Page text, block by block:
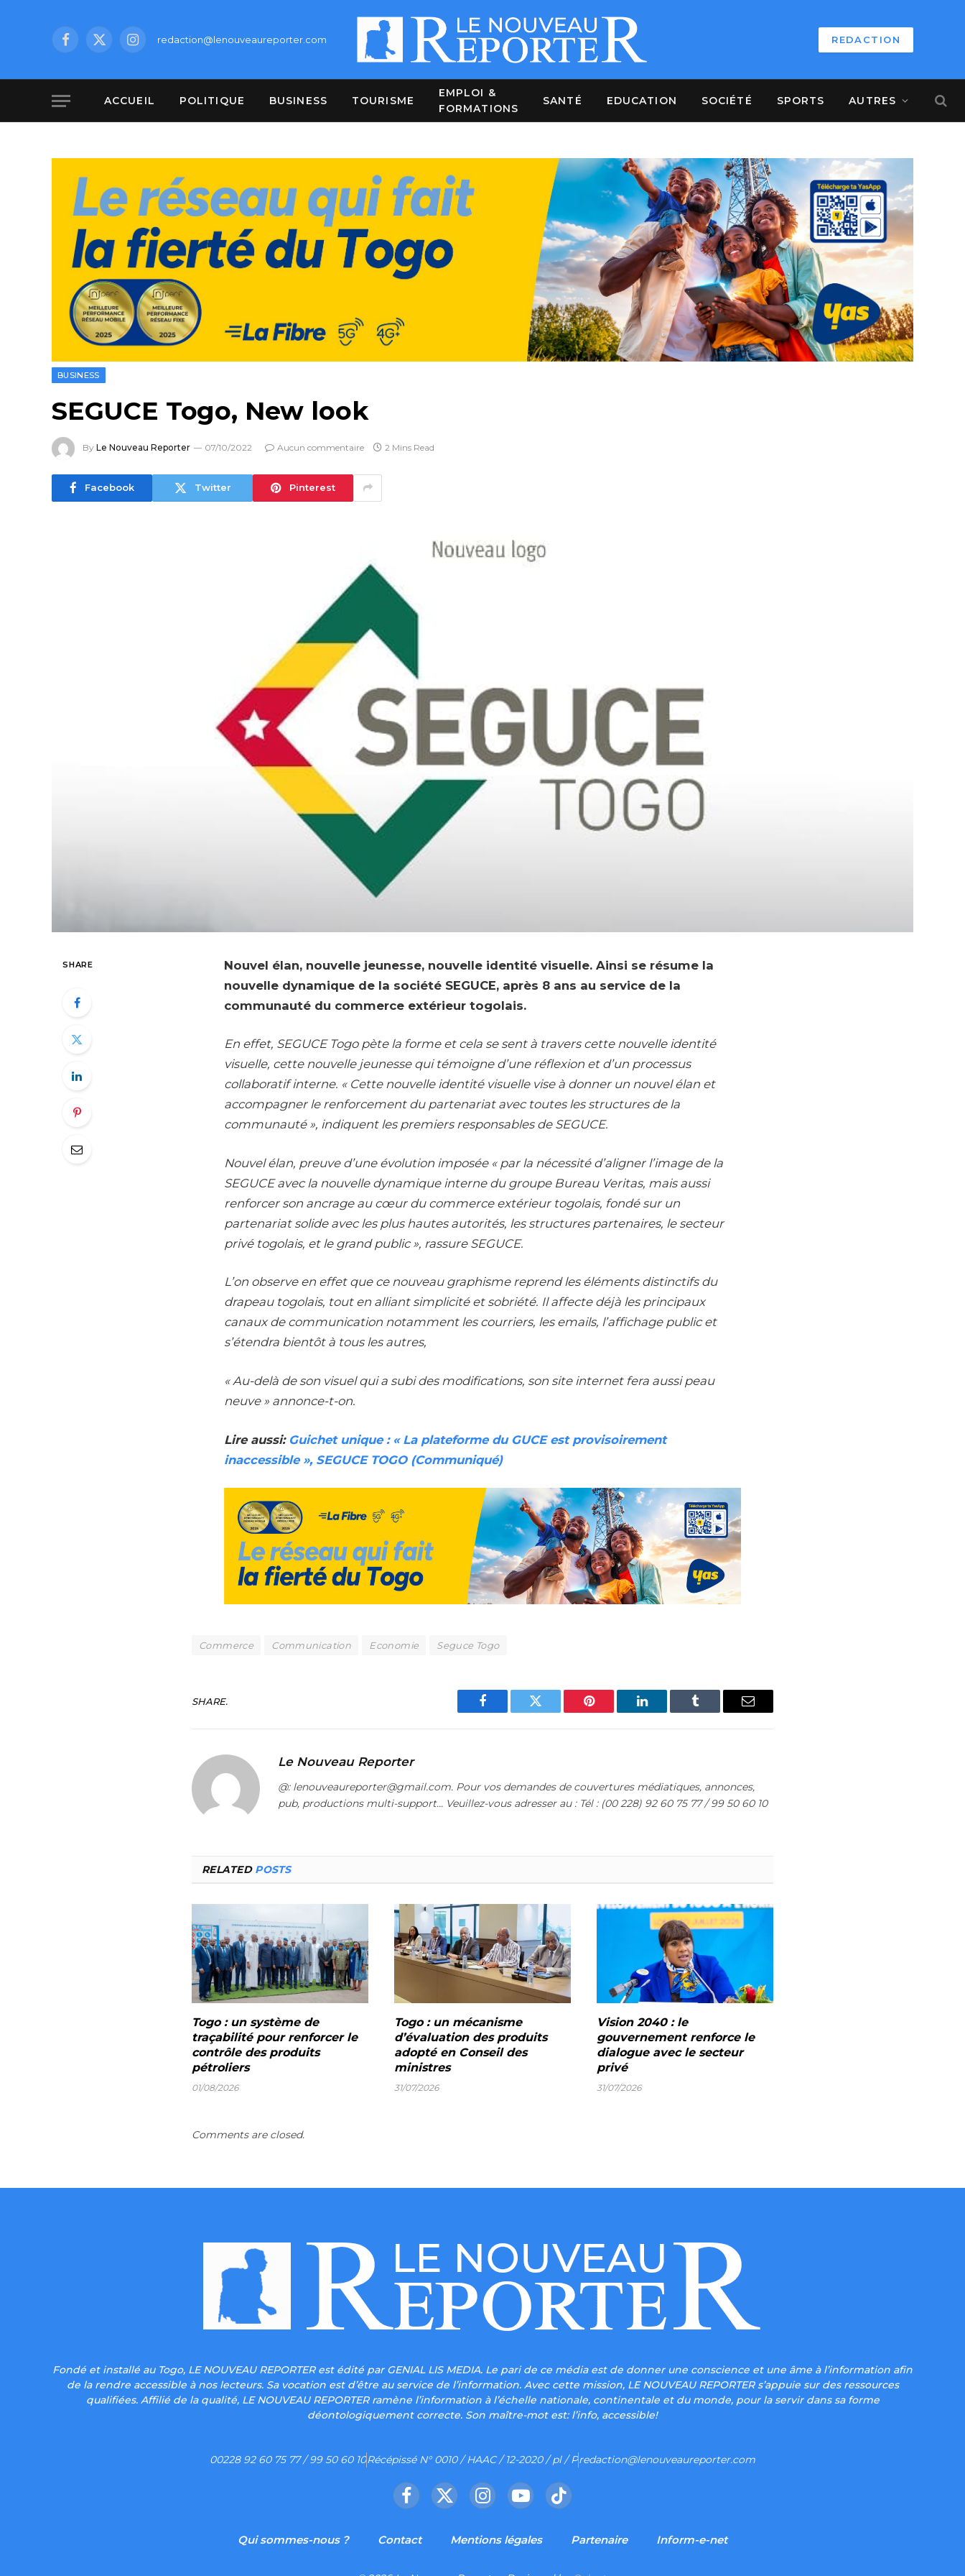
Facebook
X
Instagramredaction@lenouveaureporter.com REDACTION
ACCUEIL POLITIQUE BUSINESS TOURISME
EMPLOI &
FORMATIONS
SANTÉ EDUCATION SOCIÉTÉ SPORTS AUTRES
BUSINESS
SEGUCE Togo, New look
By Le Nouveau Reporter 07/10/2022 Aucun commentaire 2 Mins Read
Facebook Twitter Pinterest
SHARE
Nouvel élan, nouvelle jeunesse, nouvelle identité visuelle. Ainsi se résume la
nouvelle dynamique de la société SEGUCE, après 8 ans au service de la
communauté du commerce extérieur togolais.
En effet, SEGUCE Togo pète la forme et cela se sent à travers cette nouvelle identité
visuelle, cette nouvelle jeunesse qui témoigne d’une réflexion et d’un processus
collaboratif interne. « Cette nouvelle identité visuelle vise à donner un nouvel élan et
accompagner le renforcement du partenariat avec toutes les structures de la
communauté », indiquent les premiers responsables de SEGUCE.
Nouvel élan, preuve d’une évolution imposée « par la nécessité d’aligner l’image de la
SEGUCE avec la nouvelle dynamique interne du groupe Bureau Veritas, mais aussi
renforcer son ancrage au cœur du commerce extérieur togolais, fondé sur un
partenariat solide avec les plus hautes autorités, les structures partenaires, le secteur
privé togolais, et le grand public », rassure SEGUCE.
L’on observe en effet que ce nouveau graphisme reprend les éléments distinctifs du
drapeau togolais, tout en alliant simplicité et sobriété. Il affecte déjà les principaux
canaux de communication notamment les courriers, les emails, l’affichage public et
s’étendra bientôt à tous les autres,
« Au-delà de son visuel qui a subi des modifications, son site internet fera aussi peau
neuve » annonce-t-on.
Lire aussi: Guichet unique : « La plateforme du GUCE est provisoirement
inaccessible », SEGUCE TOGO (Communiqué)
Commerce Communication Economie Seguce Togo
SHARE.
Facebook Twitter Pinterest LinkedIn Tumblr Email
Le Nouveau Reporter
@: lenouveaureporter@gmail.com. Pour vos demandes de couvertures médiatiques, annonces,
pub, productions multi-support… Veuillez-vous adresser au : Tél : (00 228) 92 60 75 77 / 99 50 60 10
RELATED POSTS
Togo : un système de
traçabilité pour renforcer le
contrôle des produits
pétroliers
01/08/2026
Togo : un mécanisme
d’évaluation des produits
adopté en Conseil des
ministres
31/07/2026
Vision 2040 : le
gouvernement renforce le
dialogue avec le secteur
privé
31/07/2026
Comments are closed.
Fondé et installé au Togo, LE NOUVEAU REPORTER est édité par GENIAL LIS MEDIA. Le pari de ce média est de donner une conscience et une âme à l’information afin
de la rendre accessible à nos lecteurs. Sa vocation est d’être au service de l’information. Avec cette mission, LE NOUVEAU REPORTER s’appuie sur des ressources
qualifiées. Affilié de la qualité, LE NOUVEAU REPORTER ramène l’information à l’échelle nationale, continentale et du monde, pour la servir dans sa forme
déontologiquement correcte. Son maître-mot est: l’info, accessible!
00228 92 60 75 77 / 99 50 60 10Récépissé N° 0010 / HAAC / 12-2020 / pl / Predaction@lenouveaureporter.com
Facebook
X
InstagramYouTubeTikTok
Qui sommes-nous ? Contact Mentions légales Partenaire Inform-e-net